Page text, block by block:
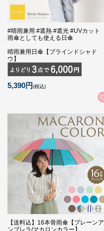
#晴雨兼用 #遮熱 #遮光 #UVカット
雨傘としても使える日傘
晴雨兼用日傘【ブラインドシャド
ウ】
5,390円(税込)
【送料込】16本骨雨傘【プレーンア
ンブレラ/マカロンカラー】